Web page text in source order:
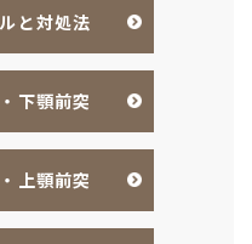
と対処法
下顎前突
上顎前突